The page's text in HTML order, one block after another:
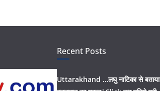
Recent Posts
Uttarakhand …लघु नाटिका से बताया